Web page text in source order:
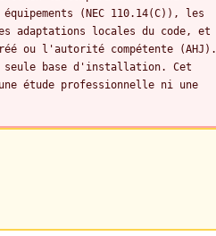
(NEC 110.14(C)), les
adaptations locales du code, et
ou l'autorité compétente (AHJ).
seule base d'installation. Cet
étude professionnelle ni une